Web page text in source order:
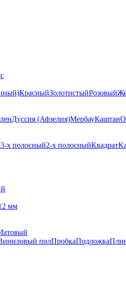
КрасныйЗолотистыйРозовый
Дуссия (Афзелия)МербауКаштан
3-х полосный2-х полосныйКвадрат
мм
полПробкаПодложка